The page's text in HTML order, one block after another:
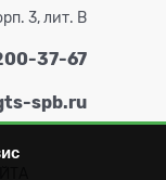
3, лит. В
37-67
spb.ru